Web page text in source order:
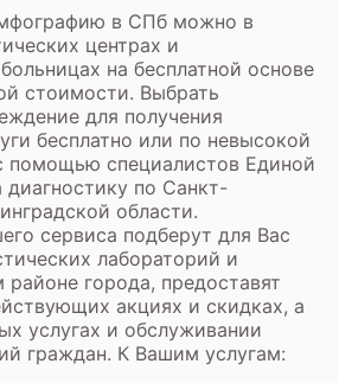
в СПб можно в
центрах и
на бесплатной основе
стоимости. Выбрать
для получения
бесплатно или по невысокой
помощью специалистов Единой
по Санкт-
области.
сервиса подберут для Вас
лабораторий и
города, предоставят
акциях и скидках, а
услугах и обслуживании
граждан. К Вашим услугам: